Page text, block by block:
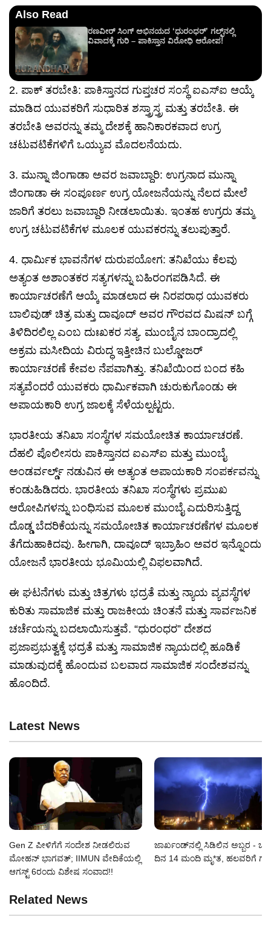
Also Read
ರಣವೀರ್ ಸಿಂಗ್ ಅಭಿನಯದ ‘ಧುರಂಧರ್’ ಗಲ್ಫ್‌ನಲ್ಲಿ
ವಿವಾದಕ್ಕೆ ಗುರಿ – ಪಾಕಿಸ್ತಾನ ವಿರೋಧಿ ಆರೋಪ!
2. ಪಾಕ್ ತರಬೇತಿ: ಪಾಕಿಸ್ತಾನದ ಗುಪ್ತಚರ ಸಂಸ್ಥೆ ಐಎಸ್‌ಐ ಆಯ್ಕೆ
ಮಾಡಿದ ಯುವಕರಿಗೆ ಸುಧಾರಿತ ಶಸ್ತ್ರಾಸ್ತ್ರ ಮತ್ತು ತರಬೇತಿ. ಈ
ತರಬೇತಿ ಅವರನ್ನು ತಮ್ಮ ದೇಶಕ್ಕೆ ಹಾನಿಕಾರಕವಾದ ಉಗ್ರ
ಚಟುವಟಿಕೆಗಳಿಗೆ ಒಯ್ಯುವ ಮೊದಲನೆಯದು.
3. ಮುನ್ನಾ ಜಿಂಗಾಡಾ ಅವರ ಜವಾಬ್ದಾರಿ: ಉಗ್ರನಾದ ಮುನ್ನಾ
ಜಿಂಗಾಡಾ ಈ ಸಂಪೂರ್ಣ ಉಗ್ರ ಯೋಜನೆಯನ್ನು ನೆಲದ ಮೇಲೆ
ಜಾರಿಗೆ ತರಲು ಜವಾಬ್ದಾರಿ ನೀಡಲಾಯಿತು. ಇಂತಹ ಉಗ್ರರು ತಮ್ಮ
ಉಗ್ರ ಚಟುವಟಿಕೆಗಳ ಮೂಲಕ ಯುವಕರನ್ನು ತಲುಪುತ್ತಾರೆ.
4. ಧಾರ್ಮಿಕ ಭಾವನೆಗಳ ದುರುಪಯೋಗ: ತನಿಖೆಯು ಕೆಲವು
ಅತ್ಯಂತ ಅಶಾಂತಕರ ಸತ್ಯಗಳನ್ನು ಬಹಿರಂಗಪಡಿಸಿದೆ. ಈ
ಕಾರ್ಯಾಚರಣೆಗೆ ಆಯ್ಕೆ ಮಾಡಲಾದ ಈ ನಿರಪರಾಧ ಯುವಕರು
ಬಾಲಿವುಡ್ ಚಿತ್ರ ಮತ್ತು ದಾವೂದ್ ಅವರ ಗೌರವದ ಮಿಷನ್ ಬಗ್ಗೆ
ತಿಳಿದಿರಲಿಲ್ಲ ಎಂಬ ದುಃಖಕರ ಸತ್ಯ. ಮುಂಬೈನ ಬಾಂದ್ರಾದಲ್ಲಿ
ಅಕ್ರಮ ಮಸೀದಿಯ ವಿರುದ್ಧ ಇತ್ತೀಚಿನ ಬುಲ್ಡೋಜರ್
ಕಾರ್ಯಾಚರಣೆ ಕೇವಲ ನೆಪವಾಗಿತ್ತು. ತನಿಖೆಯಿಂದ ಬಂದ ಕಹಿ
ಸತ್ಯವೆಂದರೆ ಯುವಕರು ಧಾರ್ಮಿಕವಾಗಿ ಚುರುಕುಗೊಂಡು ಈ
ಅಪಾಯಕಾರಿ ಉಗ್ರ ಜಾಲಕ್ಕೆ ಸೆಳೆಯಲ್ಪಟ್ಟರು.
ಭಾರತೀಯ ತನಿಖಾ ಸಂಸ್ಥೆಗಳ ಸಮಯೋಚಿತ ಕಾರ್ಯಾಚರಣೆ.
ದೆಹಲಿ ಪೊಲೀಸರು ಪಾಕಿಸ್ತಾನದ ಐಎಸ್‌ಐ ಮತ್ತು ಮುಂಬೈ
ಅಂಡರ್ವರ್ಲ್ಡ್ ನಡುವಿನ ಈ ಅತ್ಯಂತ ಅಪಾಯಕಾರಿ ಸಂಪರ್ಕವನ್ನು
ಕಂಡುಹಿಡಿದರು. ಭಾರತೀಯ ತನಿಖಾ ಸಂಸ್ಥೆಗಳು ಪ್ರಮುಖ
ಆರೋಪಿಗಳನ್ನು ಬಂಧಿಸುವ ಮೂಲಕ ಮುಂಬೈ ಎದುರಿಸುತ್ತಿದ್ದ
ದೊಡ್ಡ ಬೆದರಿಕೆಯನ್ನು ಸಮಯೋಚಿತ ಕಾರ್ಯಾಚರಣೆಗಳ ಮೂಲಕ
ತೆಗೆದುಹಾಕಿದವು. ಹೀಗಾಗಿ, ದಾವೂದ್ ಇಬ್ರಾಹಿಂ ಅವರ ಇನ್ನೊಂದು
ಯೋಜನೆ ಭಾರತೀಯ ಭೂಮಿಯಲ್ಲಿ ವಿಫಲವಾಗಿದೆ.
ಈ ಘಟನೆಗಳು ಮತ್ತು ಚಿತ್ರಗಳು ಭದ್ರತೆ ಮತ್ತು ನ್ಯಾಯ ವ್ಯವಸ್ಥೆಗಳ
ಕುರಿತು ಸಾಮಾಜಿಕ ಮತ್ತು ರಾಜಕೀಯ ಚಿಂತನೆ ಮತ್ತು ಸಾರ್ವಜನಿಕ
ಚರ್ಚೆಯನ್ನು ಬದಲಾಯಿಸುತ್ತವೆ. “ಧುರಂಧರ” ದೇಶದ
ಪ್ರಜಾಪ್ರಭುತ್ವಕ್ಕೆ ಭದ್ರತೆ ಮತ್ತು ಸಾಮಾಜಿಕ ನ್ಯಾಯದಲ್ಲಿ ಹೂಡಿಕೆ
ಮಾಡುವುದಕ್ಕೆ ಹೊಂದುವ ಬಲವಾದ ಸಾಮಾಜಿಕ ಸಂದೇಶವನ್ನು
ಹೊಂದಿದೆ.
Latest News
Gen Z ಪೀಳಿಗೆಗೆ ಸಂದೇಶ ನೀಡಲಿರುವ
ಮೋಹನ್ ಭಾಗವತ್; IIMUN ವೇದಿಕೆಯಲ್ಲಿ
ಆಗಸ್ಟ್ 6ರಂದು ವಿಶೇಷ ಸಂವಾದ!!
ಜಾರ್ಖಂಡ್‌ನಲ್ಲಿ ಸಿಡಿಲಿನ ಅಬ್ಬರ -
ದಿನ 14 ಮಂದಿ ಮೃ*ತ, ಹಲವರಿಗೆ
Related News